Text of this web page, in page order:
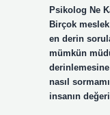
Psikolog Ne
Birçok
en derin
mümkün
derinlemesine
nasıl
insanın